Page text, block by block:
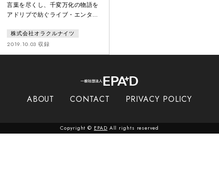
言葉を尽くし、千変万化の物語を
アドリブで紡ぐライブ・エンター
グのみ。俳優はパーティーゲーム
「人狼」のルールを用いて、人間
vs 人狼の戦いを即興で繰り広げ
で、4つの種族が種の存亡をかけ
人狼を、人間は処刑できるのか？
株式会社オラクルナイツ
2019.10.03 収録
ABOUT CONTACT PRIVACY POLICY
Copyright © EPAD All rights reserved